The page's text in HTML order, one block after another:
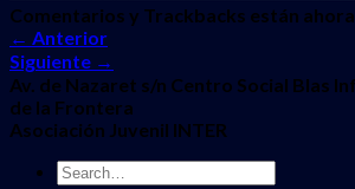
Comentarios y Trackbacks están
← Anterior
Siguiente →
Av. de Nazaret s/n Centro Social Blas
de la Frontera
Asociación Juvenil INTER